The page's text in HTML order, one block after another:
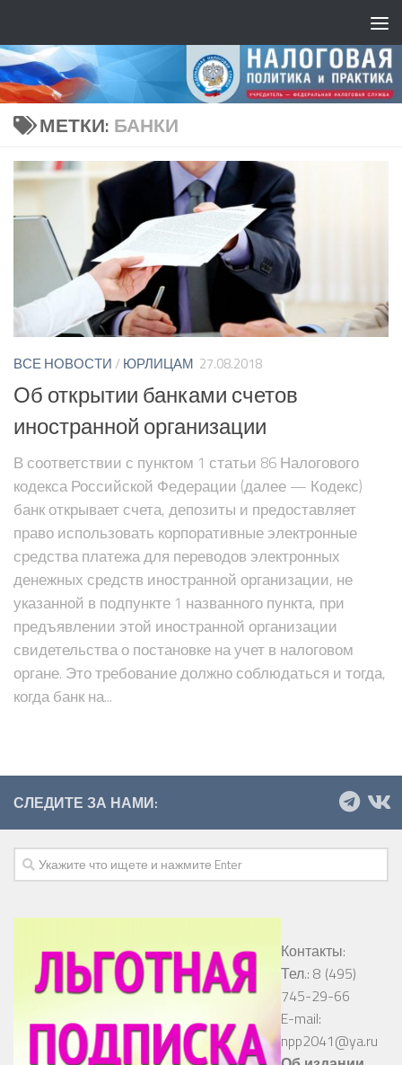
МЕТКИ: БАНКИ
ВСЕ НОВОСТИ/ЮРЛИЦАМ 27.08.2018
Об открытии банками счетов
иностранной организации
В соответствии с пунктом 1 статьи 86 Налогового
кодекса Российской Федерации (далее — Кодекс)
банк открывает счета, депозиты и предоставляет
право использовать корпоративные электронные
средства платежа для переводов электронных
денежных средств иностранной организации, не
указанной в подпункте 1 названного пункта, при
предъявлении этой иностранной организации
свидетельства о постановке на учет в налоговом
органе. Это требование должно соблюдаться и тогда,
когда банк на...
СЛЕДИТЕ ЗА НАМИ:
Контакты:
Тел.: 8 (495)
745-29-66
E-mail:
npp2041@ya.ru